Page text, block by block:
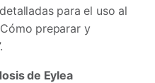
para el uso al
preparar y
de Eylea